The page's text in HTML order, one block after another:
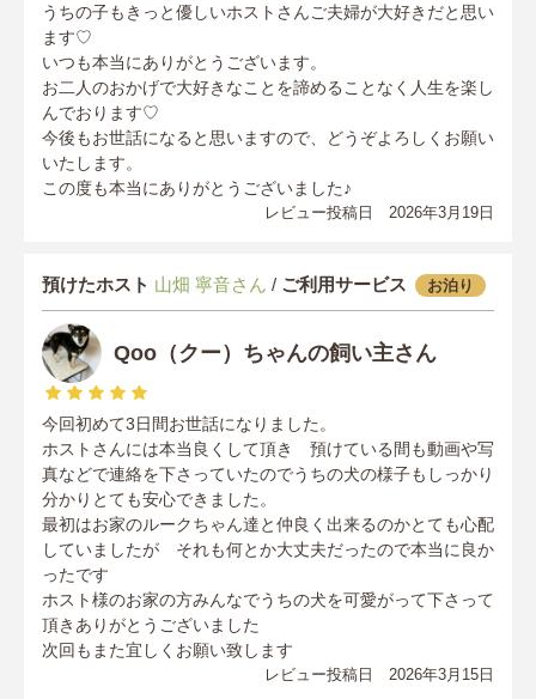
うちの子もきっと優しいホストさんご夫婦が大好きだと思い
ます♡
いつも本当にありがとうございます。
お二人のおかげで大好きなことを諦めることなく人生を楽し
んでおります♡
今後もお世話になると思いますので、どうぞよろしくお願い
いたします。
この度も本当にありがとうございました♪
レビュー投稿日 2026年3月19日
預けたホスト 山畑 寧音さん / ご利用サービス お泊り
Qoo（クー）ちゃんの飼い主さん
今回初めて3日間お世話になりました。
ホストさんには本当良くして頂き 預けている間も動画や写
真などで連絡を下さっていたのでうちの犬の様子もしっかり
分かりとても安心できました。
最初はお家のルークちゃん達と仲良く出来るのかとても心配
していましたが それも何とか大丈夫だったので本当に良か
ったです
ホスト様のお家の方みんなでうちの犬を可愛がって下さって
頂きありがとうございました
次回もまた宜しくお願い致します
レビュー投稿日 2026年3月15日